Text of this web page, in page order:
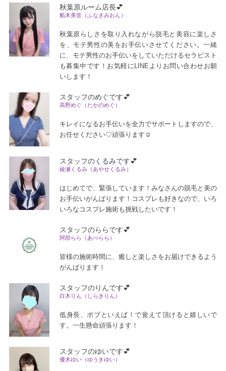
秋葉原ルーム店長💕
船木美音（ふなきみおん）
秋葉原らしさを取り入れながら脱毛と美容に楽しさ
を、モテ男性の美をお手伝いさせてください。一緒
に、モテ男性のお手伝いをしていただけるセラピスト
も募集中です！お気軽にLINEよりお問い合わせお願
いします！
スタッフのめぐです💕
高野めぐ（たかのめぐ）
キレイになるお手伝いを全力でサポートしますので、
お任せください♡頑張ります☺
スタッフのくるみです💕
綾瀬くるみ（あやせくるみ）
はじめてで、緊張しています！みなさんの脱毛と美の
お手伝いがんばります！コスプレも好きなので、いろ
いろなコスプレ施術も挑戦したいです！
スタッフのららです💕
阿部らら（あべらら）
皆様の施術時間に、癒しと楽しさをお届けできるよう
がんばります！
スタッフのりんです💕
白木りん（しらきりん）
低身長、ボブといえば！で覚えて頂けると嬉しいで
す。一生懸命頑張ります！
スタッフのゆいです💕
優木ゆい（ゆうきゆい）